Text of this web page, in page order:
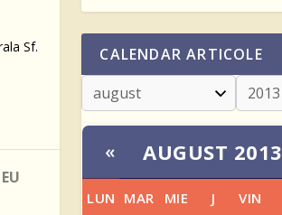
Sf.
CALENDAR ARTICOLE
« AUGUST 2013
LUN MAR MIE J VIN